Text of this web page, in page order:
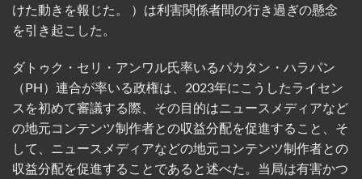
けた動きを報じた。 ）は利害関​​係者間の行き過ぎの懸念
を引き起こした。
ダトゥク・セリ・アンワル氏率いるパカタン・ハラパン
（PH）連合が率いる政権は、2023年にこうしたライセン
スを初めて審議する際、その目的はニュースメディアなど
の地元コンテンツ制作者との収益分配を促進すること、そ
して、ニュースメディアなどの地元コンテンツ制作者との
収益分配を促進することであると述べた。当局は有害かつ